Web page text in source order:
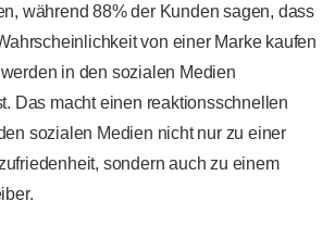
während 88% der Kunden sagen, dass
von einer Marke kaufen
in den sozialen Medien
Das macht einen reaktionsschnellen
sozialen Medien nicht nur zu einer
sondern auch zu einem